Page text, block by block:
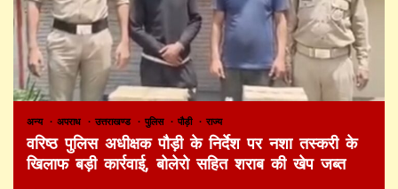
अन्य अपराध उत्तराखण्ड पुलिस पौड़ी राज्य
वरिष्ठ पुलिस अधीक्षक पौड़ी के निर्देश पर नशा तस्करी के
खिलाफ बड़ी कार्रवाई, बोलेरो सहित शराब की खेप जब्त